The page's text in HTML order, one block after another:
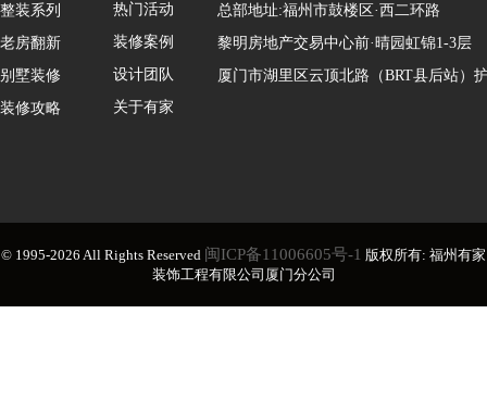
整装系列
老房翻新
别墅装修
装修攻略
热门活动
装修案例
设计团队
关于有家
总部地址:福州市鼓楼区·西二环路
黎明房地产交易中心前·晴园虹锦1-3层
厦门市湖里区云顶北路（BRT县后站）
© 1995-2026 All Rights Reserved 闽ICP备11006605号-1 版权所有: 福州有家
装饰工程有限公司厦门分公司